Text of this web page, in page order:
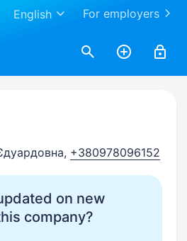
For employers
English
, +380978096152
on new
company?